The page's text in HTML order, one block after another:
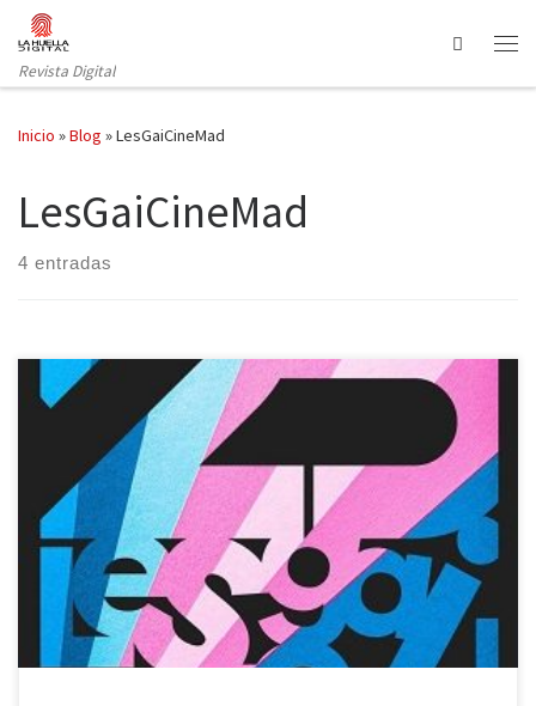
Saltar al contenido
Revista Digital
Search
Inicio »Blog »LesGaiCineMad
LesGaiCineMad
4 entradas
LesGaiCineMad celebra su 25º aniversario de manera presencial
con casi 100 películas entre largometrajes, documentales y cortos
Brays Efe, Itziar Castro o Fátima Baeza formarán parte del jurado
Madrid, 21 de octubre de 2020. El festival internacional de cine de
temática LGBTIQ+ que cuenta con el mayor reconocimiento
internacional de […]